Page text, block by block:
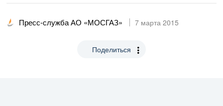
Пресс-служба АО «МОСГАЗ» 7 марта 2015
Поделиться